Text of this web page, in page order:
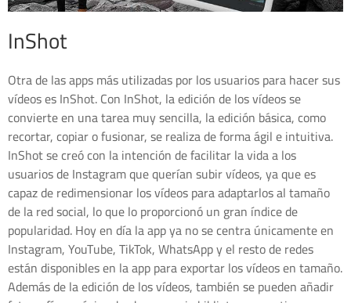
InShot
Otra de las apps más utilizadas por los usuarios para hacer sus
vídeos es InShot. Con InShot, la edición de los vídeos se
convierte en una tarea muy sencilla, la edición básica, como
recortar, copiar o fusionar, se realiza de forma ágil e intuitiva.
InShot se creó con la intención de facilitar la vida a los
usuarios de Instagram que querían subir vídeos, ya que es
capaz de redimensionar los vídeos para adaptarlos al tamaño
de la red social, lo que lo proporcionó un gran índice de
popularidad. Hoy en día la app ya no se centra únicamente en
Instagram, YouTube, TikTok, WhatsApp y el resto de redes
están disponibles en la app para exportar los vídeos en tamaño.
Además de la edición de los vídeos, también se pueden añadir